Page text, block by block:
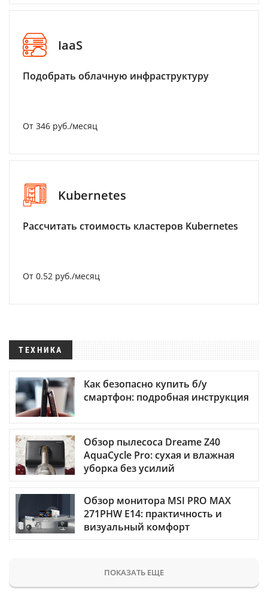
IaaS
Подобрать облачную инфраструктуру
От 346 руб./месяц
Kubernetes
Рассчитать стоимость кластеров Kubernetes
От 0.52 руб./месяц
ТЕХНИКА
Как безопасно купить б/у
смартфон: подробная инструкция
Обзор пылесоса Dreame Z40
AquaCycle Pro: сухая и влажная
уборка без усилий
Обзор монитора MSI PRO MAX
271PHW E14: практичность и
визуальный комфорт
ПОКАЗАТЬ ЕЩЕ